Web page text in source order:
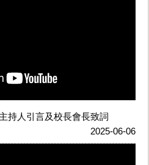
持人引言及校長會長致詞
2025-06-06